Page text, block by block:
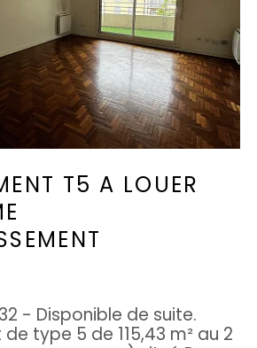
T5 A LOUER
- Disponible de suite.
type 5 de 115,43 m² au 2